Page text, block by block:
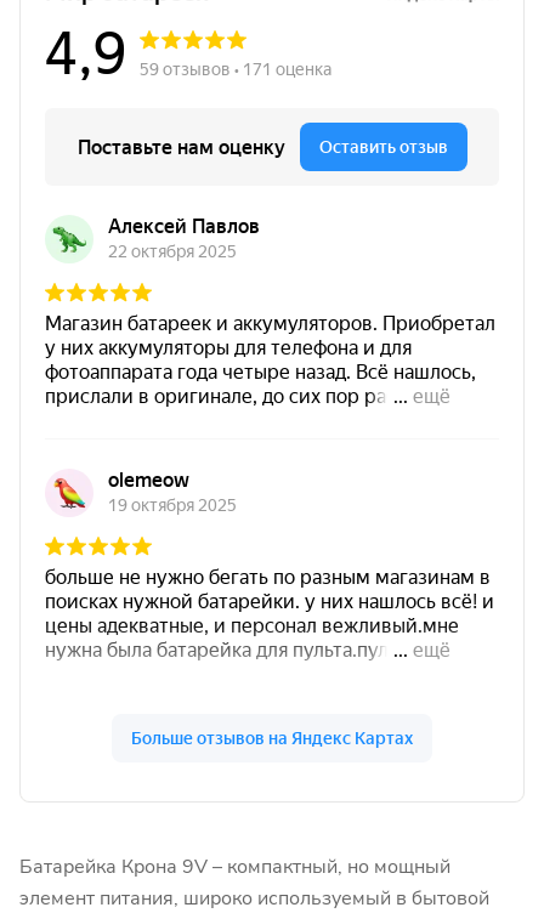
Батарейка Крона 9V – компактный, но мощный
элемент питания, широко используемый в бытовой